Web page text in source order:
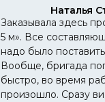
Наталья
Заказывала здесь
5 м». Все
надо было
Вообще, бригада
быстро, во время
произошло. Сразу